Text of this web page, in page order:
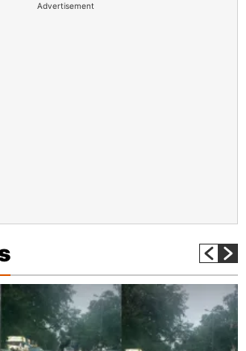
Advertisement